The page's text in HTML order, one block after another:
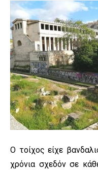
Ο τοίχος είχε
χρόνια σχεδόν σε